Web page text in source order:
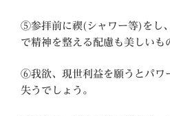
⑤参拝前に禊(シャワー等)をし
で精神を整える配慮も美しいも
⑥我欲、現世利益を願うとパワ
失うでしょう。